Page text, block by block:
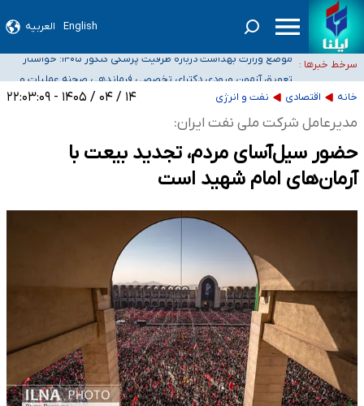
English العربیه
سرخط خبرها :
۴۰ تا ۵۰ روز گرمای نسبی در پیش داریم/ دمای تهران به ۳۸ درجه می‌رسد
اصلاح ظرفیت‌ها هستیم، اما هنوز پاسخ مشخصی نگرفته‌ایم
تعویق آزمون ورودی دکترای تخصصی فرماندهی صحنه عملیات و
دکترای تخصصی جغرافیای نظامی دافوس آجا
خبرنگاران راویان حقیقت با دغدغه نان، مسکن و بیمه
آستانه هشدار
خانه اقتصادی نفت و انرژی ۱۴ / ۰۴ / ۱۴۰۵ - ۲۲:۰۳:۰۹
مدیرعامل شرکت ملی نفت ایران:
حضور سیل‌آسای مردم، تجدید بیعت با
آرمان‌های امام شهید است